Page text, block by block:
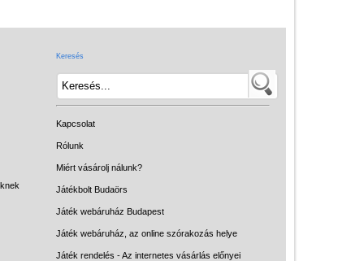
Keresés
Kapcsolat
Rólunk
Miért vásárolj nálunk?
Játékbolt Budaörs
Játék webáruház Budapest
Játék webáruház, az online szórakozás helye
Játék rendelés - Az internetes vásárlás előnyei
Intelligens gyurma
Licenszes TOP
gyerekajándékok